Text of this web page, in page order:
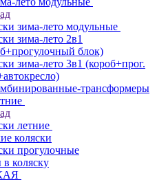
зима-лето модульные
зима-лето 2в1
блок)
зима-лето 3в1 (короб+прог.
трансформеры
летние
коляски
прогулочные
коляску